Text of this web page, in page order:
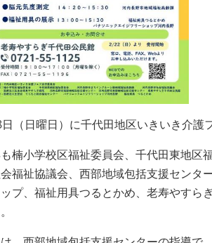
（日曜日）に千代田地区いきいき介護
楠小学校区福祉委員会、千代田東地区
福祉協議会、西部地域包括支援センタ
プ、福祉用具つるとかめ、老寿やすら